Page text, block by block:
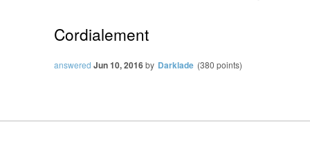
Cordialement
answered Jun 10, 2016by Darklade (380 points)